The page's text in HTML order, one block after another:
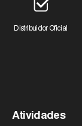
Distribuidor Oficial
Atividades